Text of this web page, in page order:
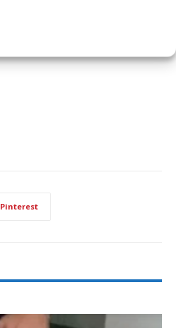
Pinterest